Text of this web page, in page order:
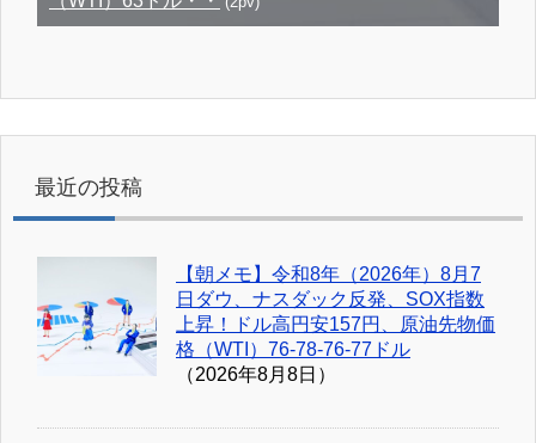
最近の投稿
【朝メモ】令和8年（2026年）8月7
日ダウ、ナスダック反発、SOX指数
上昇！ドル高円安157円、原油先物価
格（WTI）76-78-76-77ドル
（2026年8月8日）